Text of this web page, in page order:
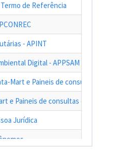
de Referência
- APINT
Digital - APPSAM
Mart e Paineis de consultas das
e Paineis de consultas das
Jurídica